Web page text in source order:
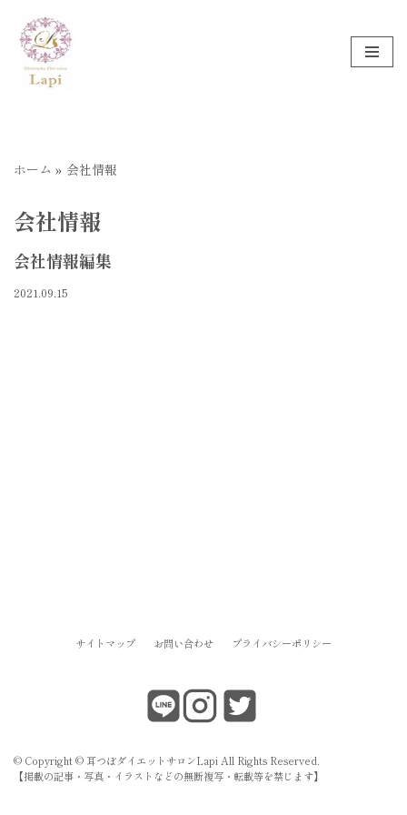
コ
ン
へ
キ
ッ
プ
ホーム » 会社情報
会社情報
会社情報編集
2021.09.15
サイトマップ お問い合わせ プライバシーポリシー
© Copyright © 耳つぼダイエットサロンLapi All Rights Reserved.
【掲載の記事・写真・イラストなどの無断複写・転載等を禁じます】